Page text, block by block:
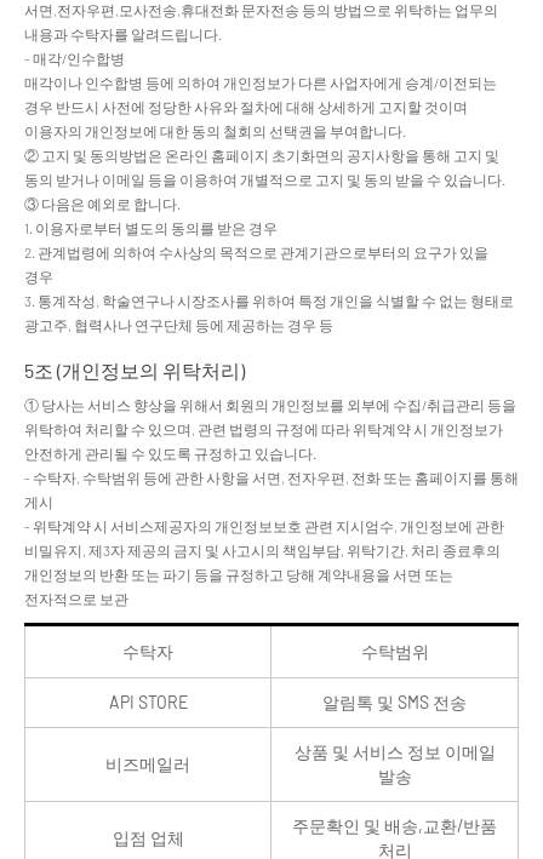
서면,전자우편,모사전송,휴대전화 문자전송 등의 방법으로 위탁하는 업무의
내용과 수탁자를 알려드립니다.
- 매각/인수합병
매각이나 인수합병 등에 의하여 개인정보가 다른 사업자에게 승계/이전되는
경우 반드시 사전에 정당한 사유와 절차에 대해 상세하게 고지할 것이며
이용자의 개인정보에 대한 동의 철회의 선택권을 부여합니다.
② 고지 및 동의방법은 온라인 홈페이지 초기화면의 공지사항을 통해 고지 및
동의 받거나 이메일 등을 이용하여 개별적으로 고지 및 동의 받을 수 있습니다.
③ 다음은 예외로 합니다.
1. 이용자로부터 별도의 동의를 받은 경우
2. 관계법령에 의하여 수사상의 목적으로 관계기관으로부터의 요구가 있을
경우
3. 통계작성, 학술연구나 시장조사를 위하여 특정 개인을 식별할 수 없는 형태로
광고주, 협력사나 연구단체 등에 제공하는 경우 등
5조 (개인정보의 위탁처리)
① 당사는 서비스 향상을 위해서 회원의 개인정보를 외부에 수집/취급관리 등을
위탁하여 처리할 수 있으며, 관련 법령의 규정에 따라 위탁계약 시 개인정보가
안전하게 관리될 수 있도록 규정하고 있습니다.
- 수탁자, 수탁범위 등에 관한 사항을 서면, 전자우편, 전화 또는 홈페이지를 통해
게시
- 위탁계약 시 서비스제공자의 개인정보보호 관련 지시엄수, 개인정보에 관한
비밀유지, 제3자 제공의 금지 및 사고시의 책임부담, 위탁기간, 처리 종료후의
개인정보의 반환 또는 파기 등을 규정하고 당해 계약내용을 서면 또는
전자적으로 보관
수탁자 수탁범위
API STORE 알림톡 및 SMS 전송
비즈메일러
상품 및 서비스 정보 이메일
발송
입점 업체
주문확인 및 배송,교환/반품
처리